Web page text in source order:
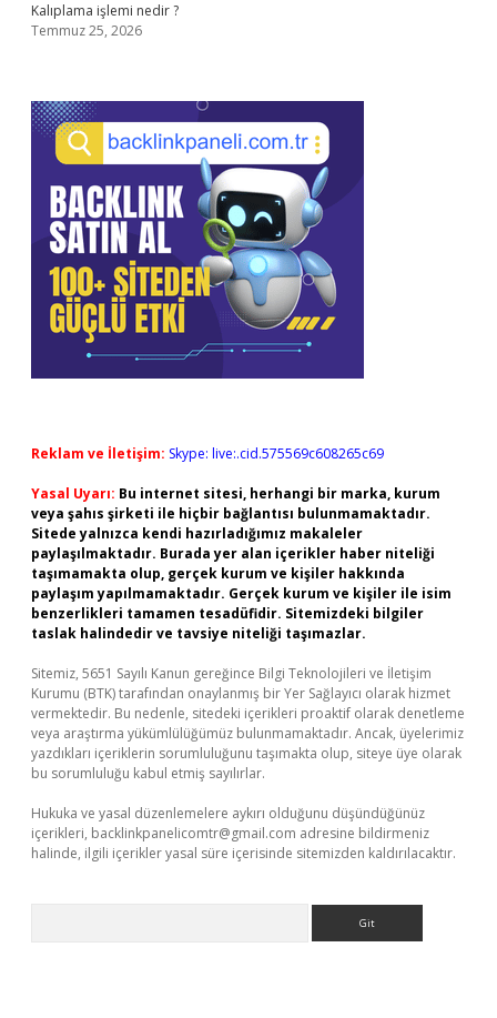
Kalıplama işlemi nedir ?
Temmuz 25, 2026
Reklam ve İletişim: Skype: live:.cid.575569c608265c69
Yasal Uyarı: Bu internet sitesi, herhangi bir marka, kurum
veya şahıs şirketi ile hiçbir bağlantısı bulunmamaktadır.
Sitede yalnızca kendi hazırladığımız makaleler
paylaşılmaktadır. Burada yer alan içerikler haber niteliği
taşımamakta olup, gerçek kurum ve kişiler hakkında
paylaşım yapılmamaktadır. Gerçek kurum ve kişiler ile isim
benzerlikleri tamamen tesadüfidir. Sitemizdeki bilgiler
taslak halindedir ve tavsiye niteliği taşımazlar.
Sitemiz, 5651 Sayılı Kanun gereğince Bilgi Teknolojileri ve İletişim
Kurumu (BTK) tarafından onaylanmış bir Yer Sağlayıcı olarak hizmet
vermektedir. Bu nedenle, sitedeki içerikleri proaktif olarak denetleme
veya araştırma yükümlülüğümüz bulunmamaktadır. Ancak, üyelerimiz
yazdıkları içeriklerin sorumluluğunu taşımakta olup, siteye üye olarak
bu sorumluluğu kabul etmiş sayılırlar.
Hukuka ve yasal düzenlemelere aykırı olduğunu düşündüğünüz
içerikleri, backlinkpanelicomtr@gmail.com adresine bildirmeniz
halinde, ilgili içerikler yasal süre içerisinde sitemizden kaldırılacaktır.